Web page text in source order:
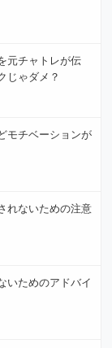
元チャトレが伝
じゃダメ？
モチベーションが
れないための注意
いためのアドバイ